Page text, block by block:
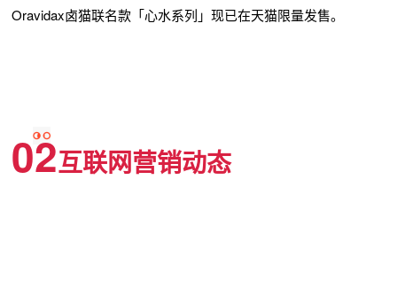
Oravidax卤猫联名款「心水系列」现已在天猫限量发售。
02互联网营销动态